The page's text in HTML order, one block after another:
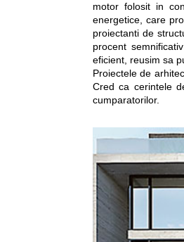
motor folosit in
energetice, care
proiectanti de
procent
eficient, reusim sa
Proiectele de
Cred ca cerintele
cumparatorilor.